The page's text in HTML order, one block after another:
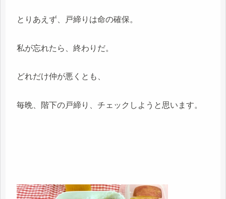
とりあえず、戸締りは命の確保。
私が忘れたら、終わりだ。
どれだけ仲が悪くとも、
毎晩、階下の戸締り、チェックしようと思います。